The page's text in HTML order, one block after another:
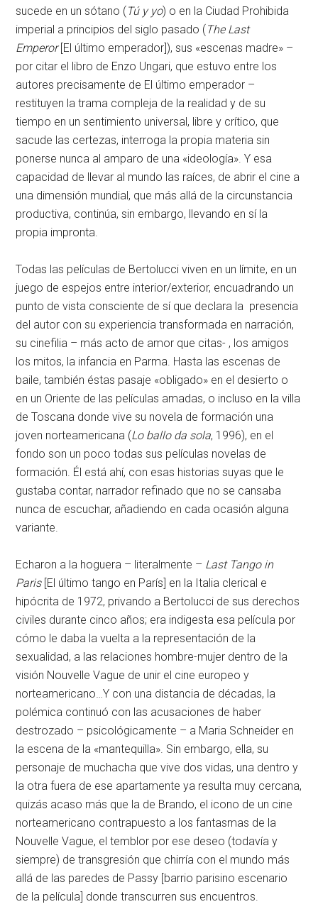
sucede en un sótano (Tú y yo) o en la Ciudad Prohibida
imperial a principios del siglo pasado (The Last
Emperor[El último emperador]), sus «escenas madre» –
por citar el libro de Enzo Ungari, que estuvo entre los
autores precisamente de El último emperador –
restituyen la trama compleja de la realidad y de su
tiempo en un sentimiento universal, libre y crítico, que
sacude las certezas, interroga la propia materia sin
ponerse nunca al amparo de una «ideología». Y esa
capacidad de llevar al mundo las raíces, de abrir el cine a
una dimensión mundial, que más allá de la circunstancia
productiva, continúa, sin embargo, llevando en sí la
propia impronta.
Todas las películas de Bertolucci viven en un límite, en un
juego de espejos entre interior/exterior, encuadrando un
punto de vista consciente de sí que declara la presencia
del autor con su experiencia transformada en narración,
su cinefilia – más acto de amor que citas- , los amigos
los mitos, la infancia en Parma. Hasta las escenas de
baile, también éstas pasaje «obligado» en el desierto o
en un Oriente de las películas amadas, o incluso en la villa
de Toscana donde vive su novela de formación una
joven norteamericana (Lo ballo da sola, 1996), en el
fondo son un poco todas sus películas novelas de
formación. Él está ahí, con esas historias suyas que le
gustaba contar, narrador refinado que no se cansaba
nunca de escuchar, añadiendo en cada ocasión alguna
variante.
Echaron a la hoguera – literalmente – Last Tango in
Paris[El último tango en París] en la Italia clerical e
hipócrita de 1972, privando a Bertolucci de sus derechos
civiles durante cinco años; era indigesta esa película por
cómo le daba la vuelta a la representación de la
sexualidad, a las relaciones hombre-mujer dentro de la
visión Nouvelle Vague de unir el cine europeo y
norteamericano…Y con una distancia de décadas, la
polémica continuó con las acusaciones de haber
destrozado – psicológicamente – a Maria Schneider en
la escena de la «mantequilla». Sin embargo, ella, su
personaje de muchacha que vive dos vidas, una dentro y
la otra fuera de ese apartamente ya resulta muy cercana,
quizás acaso más que la de Brando, el icono de un cine
norteamericano contrapuesto a los fantasmas de la
Nouvelle Vague, el temblor por ese deseo (todavía y
siempre) de transgresión que chirría con el mundo más
allá de las paredes de Passy [barrio parisino escenario
de la película] donde transcurren sus encuentros.